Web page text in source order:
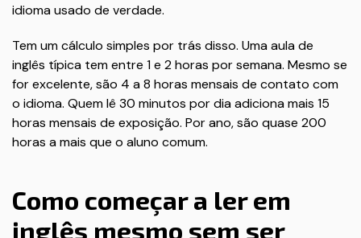
idioma usado de verdade.
Tem um cálculo simples por trás disso. Uma aula de
inglês típica tem entre 1 e 2 horas por semana. Mesmo se
for excelente, são 4 a 8 horas mensais de contato com
o idioma. Quem lê 30 minutos por dia adiciona mais 15
horas mensais de exposição. Por ano, são quase 200
horas a mais que o aluno comum.
Como começar a ler em
inglês mesmo sem ser